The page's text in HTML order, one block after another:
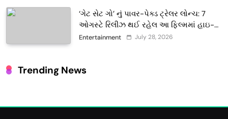
‘ગેટ સેટ ગો’ નું પાવર-પેક્ડ ટ્રેલર લોન્ચ: 7
ઓગસ્ટે રિલીઝ થઈ રહેલ આ ફિલ્મમાં હાઇ-
ટેક VFX જોવા મળશે
Entertainment July 28, 2026
Trending News